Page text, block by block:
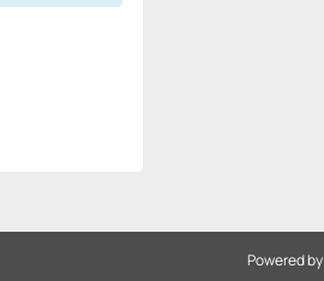
Powered by